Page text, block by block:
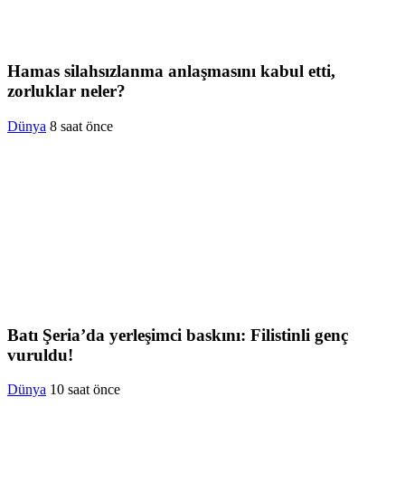
Hamas silahsızlanma anlaşmasını kabul etti,
zorluklar neler?
Dünya 8 saat önce
Batı Şeria’da yerleşimci baskını: Filistinli genç
vuruldu!
Dünya 10 saat önce